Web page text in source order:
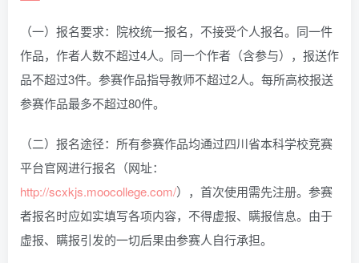
（一）报名要求：院校统一报名，不接受个人报名。同一件
作品，作者人数不超过4人。同一个作者（含参与），报送作
品不超过3件。参赛作品指导教师不超过2人。每所高校报送
参赛作品最多不超过80件。
（二）报名途径：所有参赛作品均通过四川省本科学校竞赛
平台官网进行报名（网址：
http://scxkjs.moocollege.com/），首次使用需先注册。参赛
者报名时应如实填写各项内容，不得虚报、瞒报信息。由于
虚报、瞒报引发的一切后果由参赛人自行承担。